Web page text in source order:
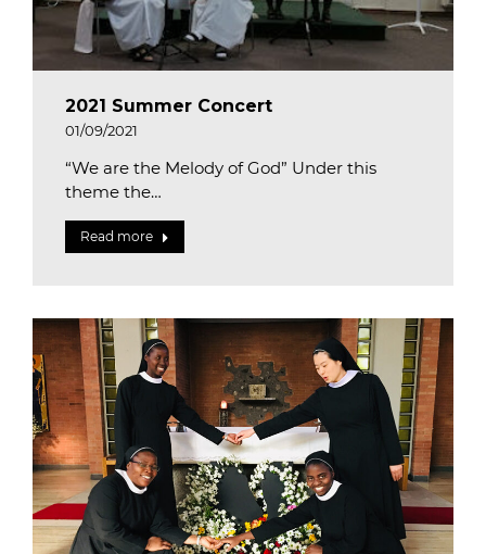
2021 Summer Concert
01/09/2021
“We are the Melody of God” Under this
theme the…
Read more